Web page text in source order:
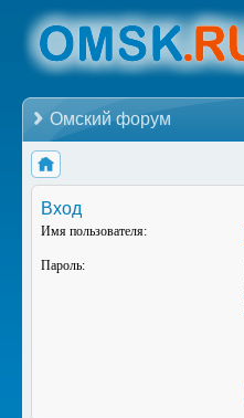
Омский форум
Вход
Имя пользователя:
Пароль: